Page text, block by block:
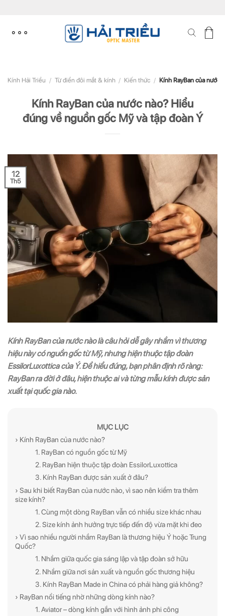
content
Kính Hải Triều / Từ điển đôi mắt & kính / Kiến thức / Kính RayBan của nước
Kính RayBan của nước nào? Hiểu
đúng về nguồn gốc Mỹ và tập đoàn Ý
12
Th5
Kính RayBan của nước nào là câu hỏi dễ gây nhầm vì thương
hiệu này có nguồn gốc từ Mỹ, nhưng hiện thuộc tập đoàn
EssilorLuxottica của Ý. Để hiểu đúng, bạn phân định rõ ràng:
RayBan ra đời ở đâu, hiện thuộc ai và từng mẫu kính được sản
xuất tại quốc gia nào.
MỤC LỤC
› Kính RayBan của nước nào?
1. RayBan có nguồn gốc từ Mỹ
2. RayBan hiện thuộc tập đoàn EssilorLuxottica
3. Kính RayBan được sản xuất ở đâu?
› Sau khi biết RayBan của nước nào, vì sao nên kiểm tra thêm
size kính?
1. Cùng một dòng RayBan vẫn có nhiều size khác nhau
2. Size kính ảnh hưởng trực tiếp đến độ vừa mặt khi đeo
› Vì sao nhiều người nhầm RayBan là thương hiệu Ý hoặc Trung
Quốc?
1. Nhầm giữa quốc gia sáng lập và tập đoàn sở hữu
2. Nhầm giữa nơi sản xuất và nguồn gốc thương hiệu
3. Kính RayBan Made in China có phải hàng giả không?
› RayBan nổi tiếng nhờ những dòng kính nào?
1. Aviator – dòng kính gắn với hình ảnh phi công
ĐĂNG KÝ NGAY ĐỂ NHẬN
Những thông tin hữu ích & ưu đãi đặc biệt dành riêng
ĐĂNG KÝ NGAY ĐỂ NHẬN
Những thông tin hữu ích và ưu đãi quà tặng dành riêng